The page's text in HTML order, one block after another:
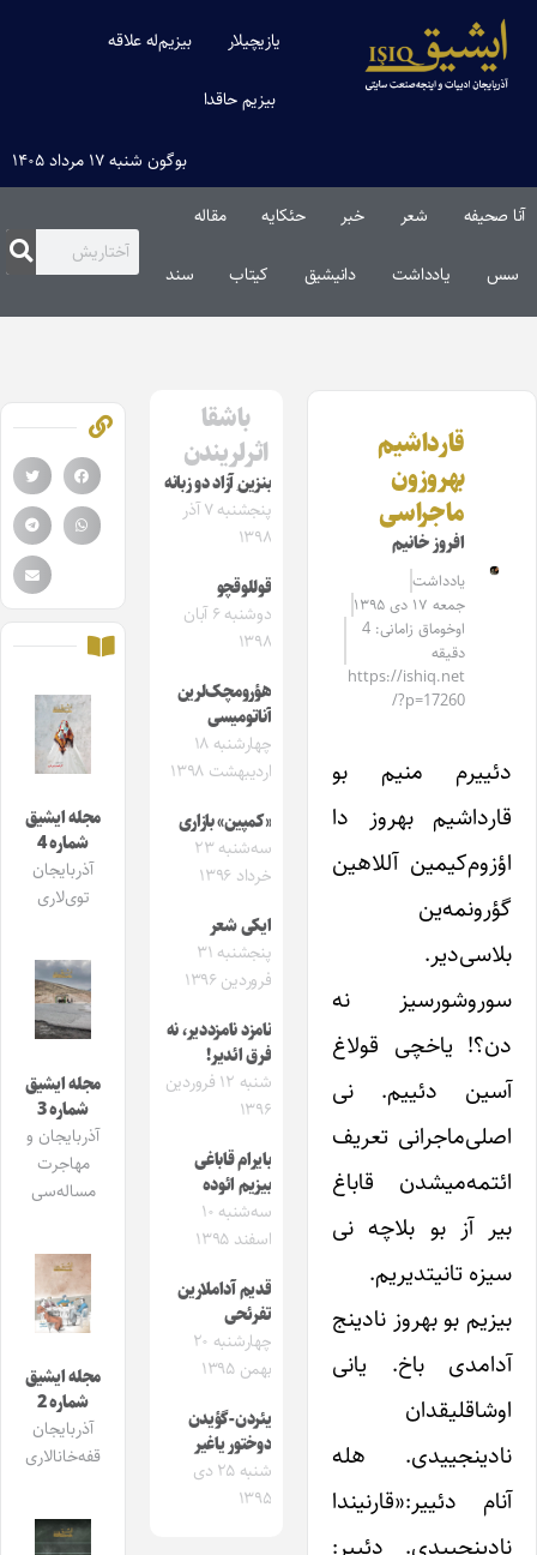
یازیچیلار بیزیم‌له علاقه
بیزیم حاقدا
بوگون شنبه ۱۷ مرداد ۱۴۰۵
آنا صحیفه شعر خبر حئکایه مقاله‌
سس یادداشت دانیشیق کیتاب سند
قارداشیم
بهروزون‌
ماجراسی
افروز خانیم
یادداشت
جمعه ۱۷ دی ۱۳۹۵
اوخوماق زامانی: 4
دقیقه
https://ishiq.net
/?p=17260
دئییرم‌ منیم بو
قارداشیم بهروز دا
اؤزوم‌کیمین آللاهین
گؤرونمه‌ین
بلاسی‌دیر.
سوروشورسیز نه
دن؟! یاخچی قولاغ
آسین دئییم. نی
اصلی‌ماجرانی تعریف
ائتمه‌میشدن قاباغ
بیر آز بو بلاچه نی
سیزه تانیتدیریم.
بیزیم بو بهروز نادینج
آدامدی باخ. یانی
اوشاقلیقدان
نادینجییدی. هله
آنام دئییر:«قارنیندا
نادینجییدی. دئییر:
باشقا
اثرلریندن
بنزین ِآزاد دو زبانه
پنجشنبه ۷ آذر
۱۳۹۸
قوللوقچو
دوشنبه ۶ آبان
۱۳۹۸
هؤرومچک‌لرین
آناتومیسی
چهارشنبه ۱۸
اردیبهشت ۱۳۹۸
«کمپین» بازاری
سه‌شنبه ۲۳
خرداد ۱۳۹۶
ایکی شعر
پنجشنبه ۳۱
فروردین ۱۳۹۶
نامزد نامزددیر، نه
فرق ائدیر!
شنبه ۱۲ فروردین
۱۳۹۶
بایرام قاباغی
بیزیم ائوده
سه‌شنبه ۱۰
اسفند ۱۳۹۵
قدیم آداملارین
تفرئحی
چهارشنبه ۲۰
بهمن ۱۳۹۵
یئردن-گؤیدن
دوختور یاغیر
شنبه ۲۵ دی
۱۳۹۵
مجله ایشیق
شماره 4
آذربایجان
توی‌لاری
مجله ایشیق
شماره 3
آذربایجان و
مهاجرت
مساله‌سی
مجله ایشیق
شماره 2
آذربایجان
قفه‌خانالاری